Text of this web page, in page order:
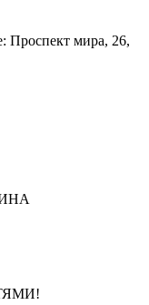
Проспект мира, 26,